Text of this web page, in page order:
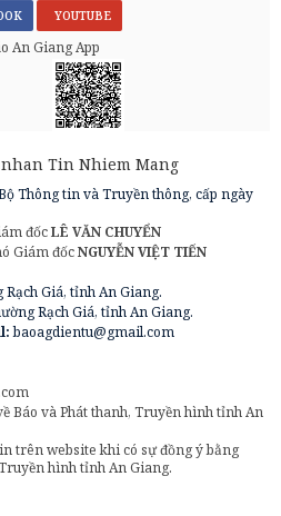
YOUTUBE
An Giang App
Thông tin và Truyền thông, cấp ngày
đốcLÊ VĂN CHUYỂN
Giám đốcNGUYỄN VIỆT TIẾN
Rạch Giá, tỉnh An Giang.
Rạch Giá, tỉnh An Giang.
baoagdientu@gmail.com
Báo và Phát thanh, Truyền hình tỉnh An
trên website khi có sự đồng ý bằng
hình tỉnh An Giang.